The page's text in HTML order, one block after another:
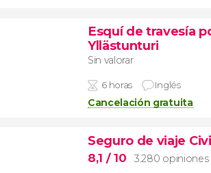
Esquí de travesía
Yllästunturi
Sin valorar
6 horas Inglés
Cancelación gratuita
Seguro de viaje
8,1 / 10 3.280 opiniones